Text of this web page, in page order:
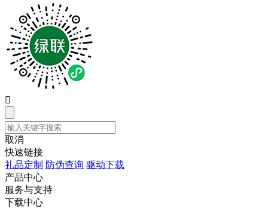

取消
快速链接
礼品定制 防伪查询 驱动下载
产品中心
服务与支持
下载中心